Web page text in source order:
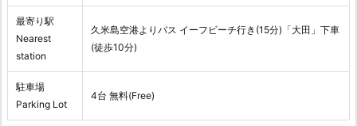
最寄り駅
Nearest
station
久米島空港よりバス イーフビーチ行き(15分)「大田」下車
(徒歩10分)
駐車場
Parking Lot
4台 無料(Free)